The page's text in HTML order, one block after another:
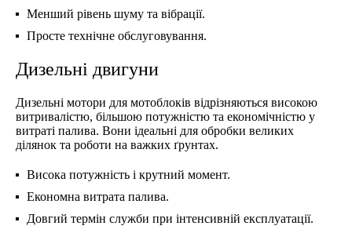
Менший рівень шуму та вібрації.
Просте технічне обслуговування.
Дизельні двигуни
Дизельні мотори для мотоблоків відрізняються високою
витривалістю, більшою потужністю та економічністю у
витраті палива. Вони ідеальні для обробки великих
ділянок та роботи на важких ґрунтах.
Висока потужність і крутний момент.
Економна витрата палива.
Довгий термін служби при інтенсивній експлуатації.